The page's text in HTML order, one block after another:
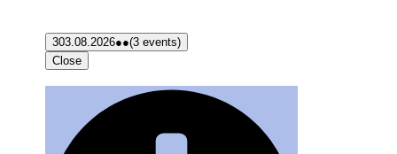
303.08.2026●●(3 events)
Close